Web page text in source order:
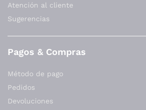
Atención al cliente
Sugerencias
Pagos & Compras
Método de pago
Pedidos
Devoluciones